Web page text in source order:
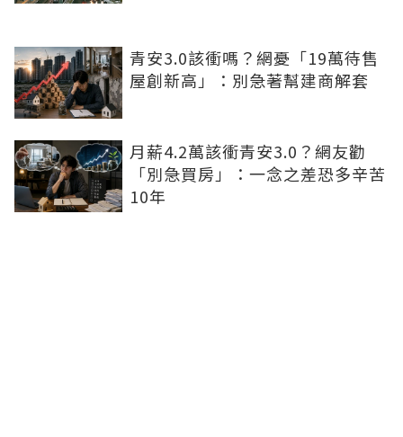
青安3.0該衝嗎？網憂「19萬待售
屋創新高」：別急著幫建商解套
月薪4.2萬該衝青安3.0？網友勸
「別急買房」：一念之差恐多辛苦
10年